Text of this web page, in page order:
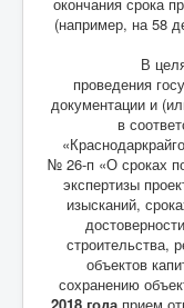
(например, на 58
В
проведения
документации и
в
№ 26-п «О сроках
экспертизы
изысканий,
строительства,
объектов
сохранению